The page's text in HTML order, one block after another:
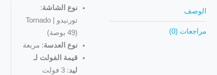
الوصف
مراجعات (0)
نوع الشاشة:
تورنيدو | Tornado
(49 بوصة)
نوع العدسة: مربعة
قيمة الفولت لـ
ليد: 3 فولت